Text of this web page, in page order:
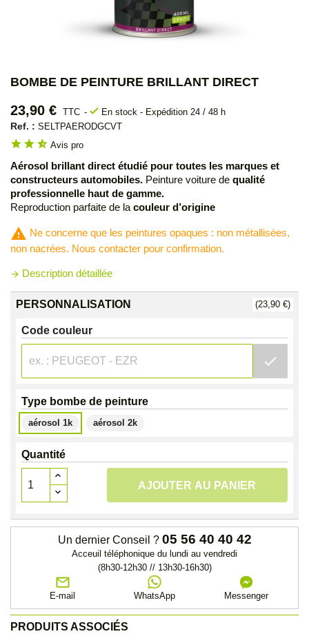
BOMBE DE PEINTURE BRILLANT DIRECT
23,90 € TTC check En stock - Expédition 24 / 48 h
Ref. : SELTPAERODGCVT
star star star_half Avis pro
Aérosol brillant direct étudié pour toutes les marques et
constructeurs automobiles. Peinture voiture de qualité
professionnelle haut de gamme.
Reproduction parfaite de la couleur d’origine
warning Ne concerne que les peintures opaques : non métallisées,
non nacrées. Nous contacter pour confirmation.
arrow_forward Description détaillée
PERSONNALISATION (23,90 €)
Code couleur
check
Type bombe de peinture
aérosol 1k aérosol 2k
Quantité
AJOUTER AU PANIER
Un dernier Conseil ? 05 56 40 40 42
Acceuil téléphonique du lundi au vendredi
(8h30-12h30 // 13h30-16h30)
E-mail WhatsApp Messenger
PRODUITS ASSOCIÉS